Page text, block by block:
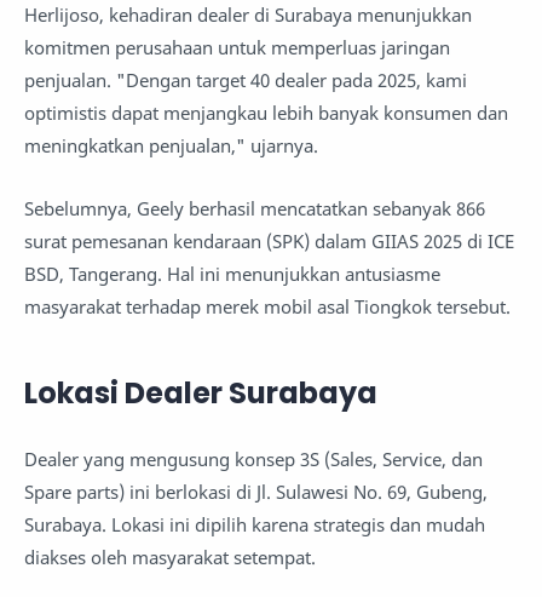
Herlijoso, kehadiran dealer di Surabaya menunjukkan
komitmen perusahaan untuk memperluas jaringan
penjualan. "Dengan target 40 dealer pada 2025, kami
optimistis dapat menjangkau lebih banyak konsumen dan
meningkatkan penjualan," ujarnya.
Sebelumnya, Geely berhasil mencatatkan sebanyak 866
surat pemesanan kendaraan (SPK) dalam GIIAS 2025 di ICE
BSD, Tangerang. Hal ini menunjukkan antusiasme
masyarakat terhadap merek mobil asal Tiongkok tersebut.
Lokasi Dealer Surabaya
Dealer yang mengusung konsep 3S (Sales, Service, dan
Spare parts) ini berlokasi di Jl. Sulawesi No. 69, Gubeng,
Surabaya. Lokasi ini dipilih karena strategis dan mudah
diakses oleh masyarakat setempat.